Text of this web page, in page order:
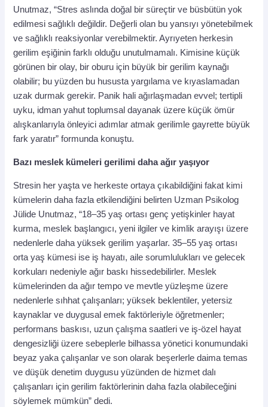
Unutmaz, “Stres aslında doğal bir süreçtir ve büsbütün yok
edilmesi sağlıklı değildir. Değerli olan bu yansıyı yönetebilmek
ve sağlıklı reaksiyonlar verebilmektir. Ayrıyeten herkesin
gerilim eşiğinin farklı olduğu unutulmamalı. Kimisine küçük
görünen bir olay, bir oburu için büyük bir gerilim kaynağı
olabilir; bu yüzden bu hususta yargılama ve kıyaslamadan
uzak durmak gerekir. Panik hali ağırlaşmadan evvel; tertipli
uyku, idman yahut toplumsal dayanak üzere küçük ömür
alışkanlarıyla önleyici adımlar atmak gerilimle gayrette büyük
fark yaratır” formunda konuştu.
Bazı meslek kümeleri gerilimi daha ağır yaşıyor
Stresin her yaşta ve herkeste ortaya çıkabildiğini fakat kimi
kümelerin daha fazla etkilendiğini belirten Uzman Psikolog
Jülide Unutmaz, “18–35 yaş ortası genç yetişkinler hayat
kurma, meslek başlangıcı, yeni ilgiler ve kimlik arayışı üzere
nedenlerle daha yüksek gerilim yaşarlar. 35–55 yaş ortası
orta yaş kümesi ise iş hayatı, aile sorumlulukları ve gelecek
korkuları nedeniyle ağır baskı hissedebilirler. Meslek
kümelerinden da ağır tempo ve mevtle yüzleşme üzere
nedenlerle sıhhat çalışanları; yüksek beklentiler, yetersiz
kaynaklar ve duygusal emek faktörleriyle öğretmenler;
performans baskısı, uzun çalışma saatleri ve iş-özel hayat
dengesizliği üzere sebeplerle bilhassa yönetici konumundaki
beyaz yaka çalışanlar ve son olarak beşerlerle daima temas
ve düşük denetim duygusu yüzünden de hizmet dalı
çalışanları için gerilim faktörlerinin daha fazla olabileceğini
söylemek mümkün” dedi.